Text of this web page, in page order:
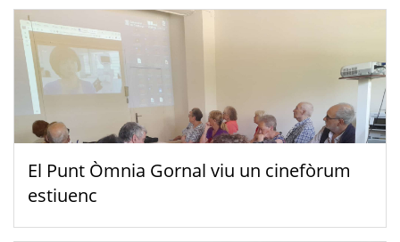
El Punt Òmnia Gornal viu un cinefòrum
estiuenc